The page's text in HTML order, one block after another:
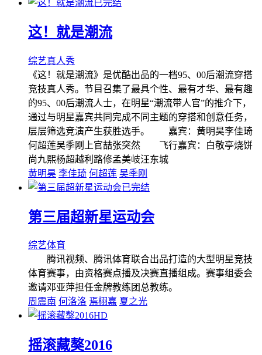
已完结
这！就是潮流
综艺真人秀
《这！就是潮流》是优酷出品的一档95、00后潮流穿搭
竞技真人秀。节目召集了最具个性、最有才华、最有趣
的95、00后潮流人士，在明星“潮流带人官”的推介下，
通过与明星嘉宾共同完成不同主题的穿搭和创意任务，
层层筛选竞演产生获胜选手。 嘉宾：黄明昊李佳琦
何超莲吴季刚上官喆张突然 飞行嘉宾：白敬亭烧饼
尚九熙杨超越利路修孟美岐汪东城
黄明昊 李佳琦 何超莲 吴季刚
已完结
第三届超新星运动会
综艺体育
腾讯视频、腾讯体育联合出品打造的大型明星竞技
体育赛事，由资格赛点播及决赛直播组成。赛事组委会
邀请邓亚萍担任金牌教练团总教练。
周震南 何洛洛 焉栩嘉 夏之光
HD
摇滚藏獒2016